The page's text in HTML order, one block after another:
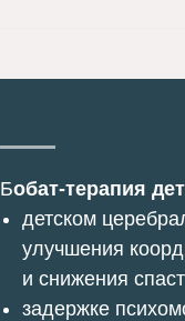
Бобат-терапия
детском
улучшения
и снижения
задержке